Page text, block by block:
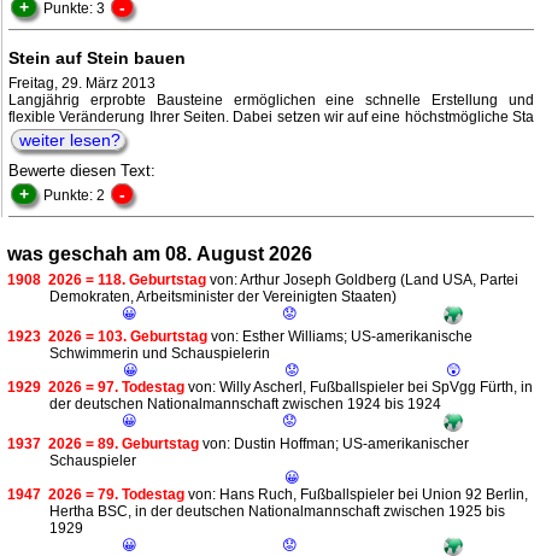
+ Punkte: 3 -
Stein auf Stein bauen
Freitag, 29. März 2013
Langjährig erprobte Bausteine ermöglichen eine schnelle Erstellung und
flexible Veränderung Ihrer Seiten. Dabei setzen wir auf eine höchstmögliche Sta
weiter lesen?
Bewerte diesen Text:
+ Punkte: 2 -
was geschah am 08. August 2026
1908 2026 = 118. Geburtstag von: Arthur Joseph Goldberg (Land USA, Partei
Demokraten, Arbeitsminister der Vereinigten Staaten)
😀
😟
1923 2026 = 103. Geburtstag von: Esther Williams; US-amerikanische
Schwimmerin und Schauspielerin
😀
😟
😲
1929 2026 = 97. Todestag von: Willy Ascherl, Fußballspieler bei SpVgg Fürth, in
der deutschen Nationalmannschaft zwischen 1924 bis 1924
😀
😟
1937 2026 = 89. Geburtstag von: Dustin Hoffman; US-amerikanischer
Schauspieler
😀
1947 2026 = 79. Todestag von: Hans Ruch, Fußballspieler bei Union 92 Berlin,
Hertha BSC, in der deutschen Nationalmannschaft zwischen 1925 bis
1929
😀
😟